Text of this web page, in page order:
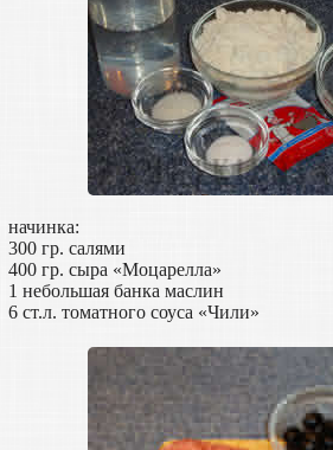
начинка:
300 гр. салями
400 гр. сыра «Моцарелла»
1 небольшая банка маслин
6 ст.л. томатного соуса «Чили»